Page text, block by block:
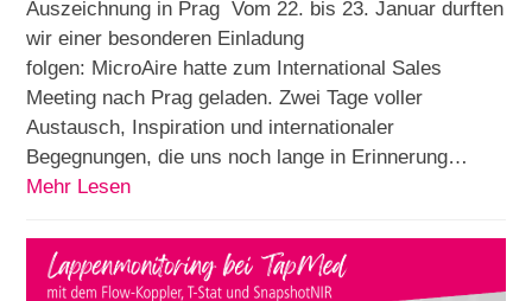
Auszeichnung in Prag Vom 22. bis 23. Januar durften
wir einer besonderen Einladung
folgen: MicroAire hatte zum International Sales
Meeting nach Prag geladen. Zwei Tage voller
Austausch, Inspiration und internationaler
Begegnungen, die uns noch lange in Erinnerung…
Mehr Lesen